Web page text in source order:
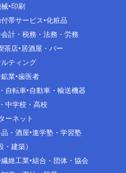
印刷
帯サービス 化粧品
会計・税務・法務・労務
茶店 居酒屋・バー
ティング
鉱業 歯医者
自転車 自動車・輸送機器
中学校・高校
ーネット
・酒屋 進学塾・学習塾
建築）
繊維工業 組合・団体・協会